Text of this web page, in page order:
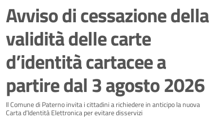
Avviso di cessazione della
validità delle carte
d’identità cartacee a
partire dal 3 agosto 2026
Dettagli della notizia
Il Comune di Paterno invita i cittadini a richiedere in anticipo la nuova
Carta d’Identità Elettronica per evitare disservizi